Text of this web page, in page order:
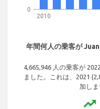
2010
0
年間何人の乗客が
4,665,946 人の乗客が
ました。これは、2021
加しま
trending_up